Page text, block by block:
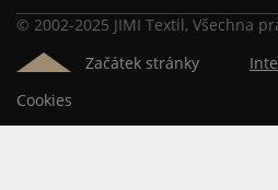
© 2002-2025 JIMI Textil, Všechna
Začátek stránky
Cookies